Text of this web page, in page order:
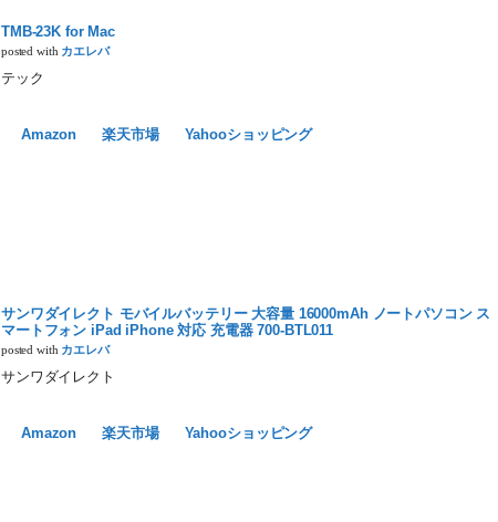
TMB-23K for Mac
posted with カエレバ
テック
Amazon 楽天市場 Yahooショッピング
サンワダイレクト モバイルバッテリー 大容量 16000mAh ノートパソコン ス
マートフォン iPad iPhone 対応 充電器 700-BTL011
posted with カエレバ
サンワダイレクト
Amazon 楽天市場 Yahooショッピング